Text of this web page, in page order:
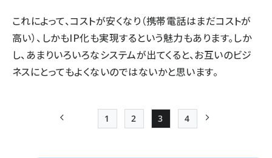
これによって、コストが安くなり（携帯電話はまだコストが
高い）、しかもIP化も実現するという魅力もあります。しか
し、あまりいろいろなシステムが出てくると、お互いのビジ
ネスにとってもよくないのではないかと思います。
前ページ Page
1
Page
2
Page
3
Page
4